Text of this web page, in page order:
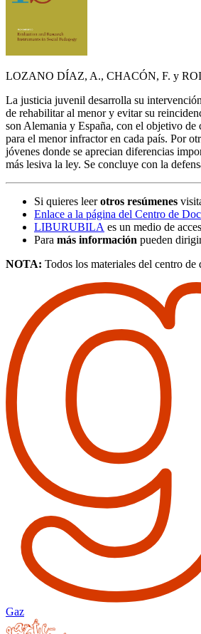
LOZANO DÍAZ, A., CHACÓN, F. y
La justicia juvenil desarrolla su
de rehabilitar al menor y evitar su
son Alemania y España, con el objetivo
para el menor infractor en cada país. Por
jóvenes donde se aprecian diferencias
más lesiva la ley. Se concluye con la
Si quieres leerotros resúmenes
Enlace a la página del Centro de
LIBURUBILA es un medio de
Para más información pueden
NOTA: Todos los materiales del centro
Gaz